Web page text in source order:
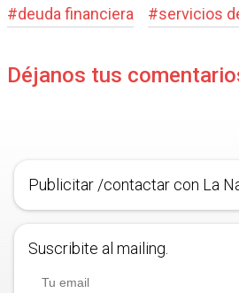
#deuda financiera #servicios
Déjanos tus
Publicitar /contactar con La
Suscribite al mailing.